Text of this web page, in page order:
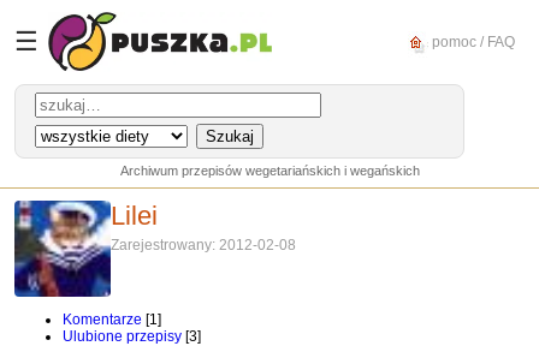
☰ pomoc / FAQ
Archiwum przepisów wegetariańskich i wegańskich
Lilei
Zarejestrowany: 2012-02-08
Komentarze [1]
Ulubione przepisy [3]